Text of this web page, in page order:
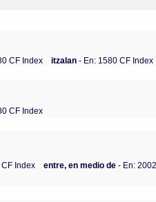
CF Index itzalan- En: 1580 CF Index
CF Index
Index entre, en medio de - En: